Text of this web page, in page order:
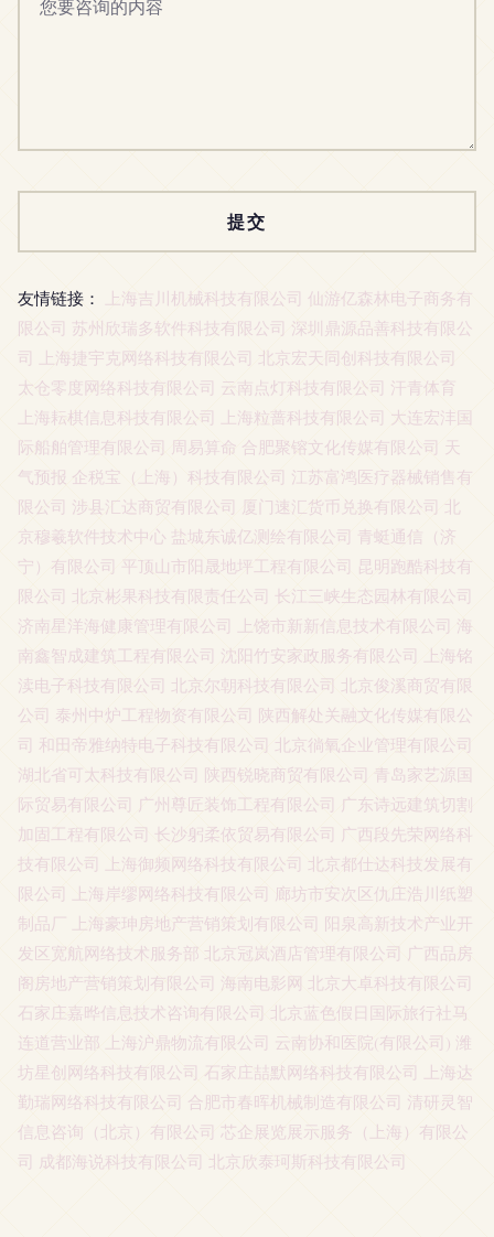
友情链接： 上海吉川机械科技有限公司 仙游亿森林电子商务有
限公司 苏州欣瑞多软件科技有限公司 深圳鼎源品善科技有限公
司
上海捷宇克网络科技有限公司 北京宏天同创科技有限公司
太仓零度网络科技有限公司 云南点灯科技有限公司 汗青体育
上海耘棋信息科技有限公司
上海粒蔷科技有限公司 大连宏沣国
际船舶管理有限公司 周易算命 合肥聚镕文化传媒有限公司 天
气预报 企税宝（上海）科技有限公司 江苏富鸿医疗器械销售有
限公司 涉县汇达商贸有限公司 厦门速汇货币兑换有限公司 北
京穆羲软件技术中心 盐城东诚亿测绘有限公司 青蜓通信（济
宁）有限公司 平顶山市阳晟地坪工程有限公司 昆明跑酷科技有
限公司 北京彬果科技有限责任公司 长江三峡生态园林有限公司
济南星洋海健康管理有限公司
上饶市新新信息技术有限公司 海
南鑫智成建筑工程有限公司 沈阳竹安家政服务有限公司
上海铭
渎电子科技有限公司 北京尔朝科技有限公司 北京俊溪商贸有限
公司 泰州中炉工程物资有限公司 陕西解处关融文化传媒有限公
司 和田帝雅纳特电子科技有限公司 北京徜氧企业管理有限公司
湖北省可太科技有限公司 陕西锐晓商贸有限公司 青岛家艺源国
际贸易有限公司 广州尊匠装饰工程有限公司 广东诗远建筑切割
加固工程有限公司 长沙躬柔依贸易有限公司 广西段先荣网络科
技有限公司
上海御频网络科技有限公司 北京都仕达科技发展有
限公司
上海岸缪网络科技有限公司 廊坊市安次区仇庄浩川纸塑
制品厂
上海豪珅房地产营销策划有限公司 阳泉高新技术产业开
发区宽航网络技术服务部 北京冠岚酒店管理有限公司 广西品房
阁房地产营销策划有限公司 海南电影网 北京大卓科技有限公司
石家庄嘉晔信息技术咨询有限公司 北京蓝色假日国际旅行社马
连道营业部
上海沪鼎物流有限公司 云南协和医院(有限公司) 潍
坊星创网络科技有限公司 石家庄喆默网络科技有限公司
上海达
勤瑞网络科技有限公司 合肥市春晖机械制造有限公司 清研灵智
信息咨询（北京）有限公司 芯企展览展示服务（上海）有限公
司 成都海说科技有限公司 北京欣泰珂斯科技有限公司